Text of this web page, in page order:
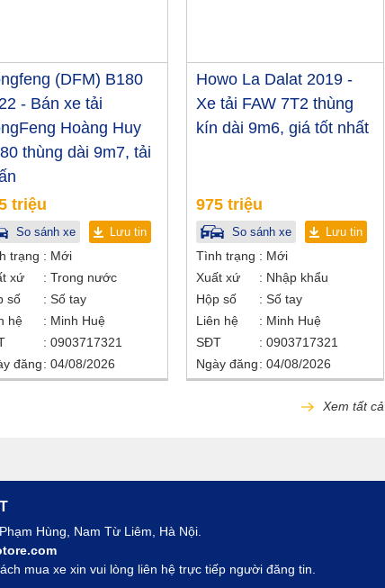
(DFM) B180
- Bán xe tải
Hoàng Huy
thùng dài 9m7, tải
triệu
So sánh xe Lưu tin
trạng
Mới
xứ
Trong nước
số
Số tay
hệ
Minh Huệ
0903717321
đăng
04/08/2026
Howo La Dalat 2019 -
Xe tải FAW 7T2 thùng
kín dài 9m6, giá tốt nhất
975 triệu
So sánh xe Lưu tin
Tình trạng
Mới
Xuất xứ
Nhập khẩu
Hộp số
Số tay
Liên hệ
Minh Huệ
SĐT
0903717321
Ngày đăng
04/08/2026
Xem tất cả
Hùng, Nam Từ Liêm, Hà Nội.
mua xe xin vui lòng liên hệ trực tiếp người đăng tin.